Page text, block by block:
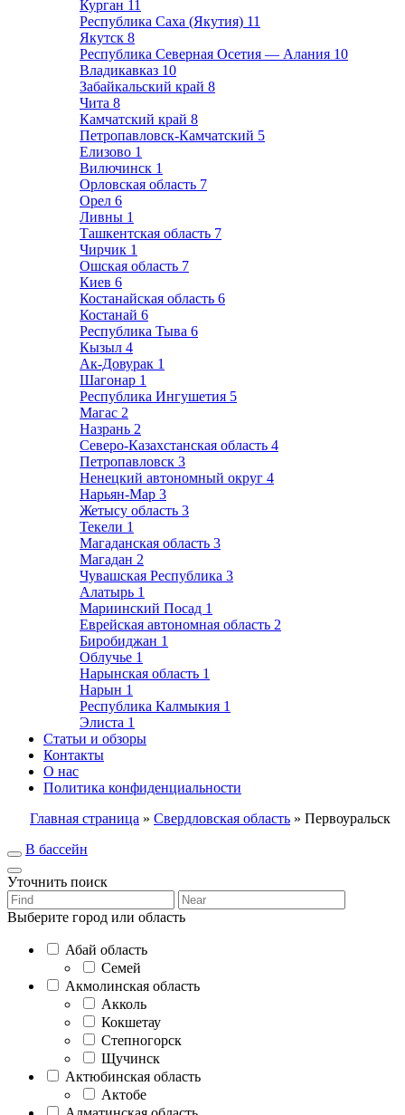
Курган 11
Республика Саха (Якутия) 11
Якутск 8
Республика Северная Осетия — Алания 10
Владикавказ 10
Забайкальский край 8
Чита 8
Камчатский край 8
Петропавловск-Камчатский 5
Елизово 1
Вилючинск 1
Орловская область 7
Орел 6
Ливны 1
Ташкентская область 7
Чирчик 1
Ошская область 7
Киев 6
Костанайская область 6
Костанай 6
Республика Тыва 6
Кызыл 4
Ак-Довурак 1
Шагонар 1
Республика Ингушетия 5
Магас 2
Назрань 2
Северо-Казахстанская область 4
Петропавловск 3
Ненецкий автономный округ 4
Нарьян-Мар 3
Жетысу область 3
Текели 1
Магаданская область 3
Магадан 2
Чувашская Республика 3
Алатырь 1
Мариинский Посад 1
Еврейская автономная область 2
Биробиджан 1
Облучье 1
Нарынская область 1
Нарын 1
Республика Калмыкия 1
Элиста 1
Статьи и обзоры
Контакты
О нас
Политика конфиденциальности
Главная страница » Свердловская область » Первоуральск
В бассейн
Уточнить поиск
Выберите город или область
Абай область
Семей
Акмолинская область
Акколь
Кокшетау
Степногорск
Щучинск
Актюбинская область
Актобе